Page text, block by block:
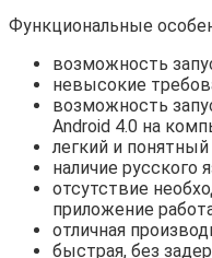
Функциональные
возможность
невысокие
возможность
Android 4.0 на
легкий и
наличие русского
отсутствие
приложение
отличная
быстрая, без